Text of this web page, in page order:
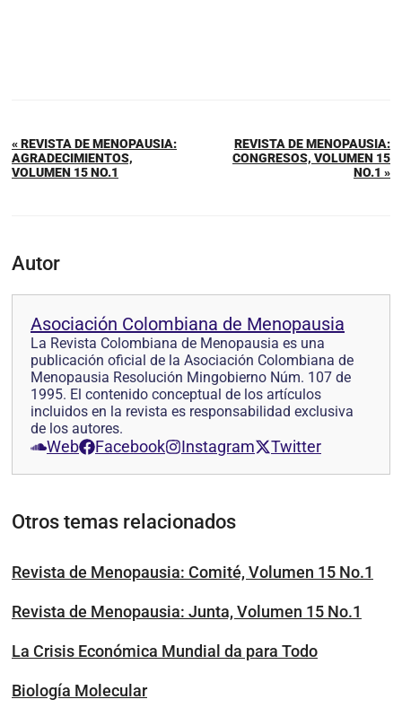
« REVISTA DE MENOPAUSIA:
AGRADECIMIENTOS,
VOLUMEN 15 NO.1
REVISTA DE MENOPAUSIA:
CONGRESOS, VOLUMEN 15
NO.1 »
Autor
Asociación Colombiana de Menopausia
La Revista Colombiana de Menopausia es una
publicación oficial de la Asociación Colombiana de
Menopausia Resolución Mingobierno Núm. 107 de
1995. El contenido conceptual de los artículos
incluidos en la revista es responsabilidad exclusiva
de los autores.
Web Facebook Instagram Twitter
Otros temas relacionados
Revista de Menopausia: Comité, Volumen 15 No.1
Revista de Menopausia: Junta, Volumen 15 No.1
La Crisis Económica Mundial da para Todo
Biología Molecular